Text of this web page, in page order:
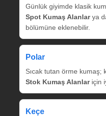
Günlük giyimde klasik
Spot Kumaş Alanlarya
bölümüne eklenebilir.
Polar
Sıcak tutan örme kumaş;
Stok Kumaş Alanlariçin
Keçe